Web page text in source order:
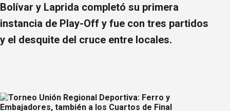
Bolívar y Laprida completó su primera
instancia de Play-Off y fue con tres partidos
y el desquite del cruce entre locales.